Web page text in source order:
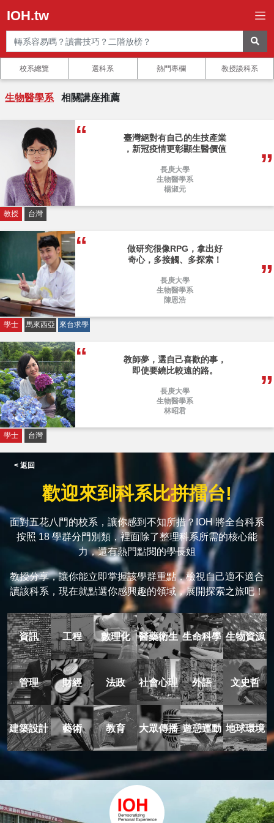
IOH.tw
校系總覽 選科系 熱門專欄 教授談科系
生物醫學系 相關講座推薦
臺灣絕對有自己的生技產業
，新冠疫情更彰顯生醫價值
長庚大學
生物醫學系
楊淑元
教授 台灣
做研究很像RPG，拿出好
奇心，多接觸、多探索！
長庚大學
生物醫學系
陳恩浩
學士 馬來西亞 來台求學
教師夢，選自己喜歡的事，
即使要繞比較遠的路。
長庚大學
生物醫學系
林昭君
學士 台灣
< 返回
歡迎來到科系比拼擂台!
面對五花八門的校系，讓你感到不知所措？IOH 將全台科系
按照 18 學群分門別類，裡面除了整理科系所需的核心能
力，還有熱門點閱的學長姐
教授分享，讓你能立即掌握該學群重點，檢視自己適不適合
讀該科系，現在就點選你感興趣的領域，展開探索之旅吧！
資訊 工程 數理化 醫藥衛生 生命科學 生物資源
管理 財經 法政 社會心理 外語 文史哲
建築設計 藝術 教育 大眾傳播 遊憩運動 地球環境